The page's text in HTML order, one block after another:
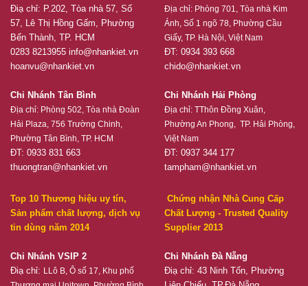
Điạ chỉ: P.202, Tòa nhà 57, Số
57, Lê Thị Hồng Gấm, Phường
Bến Thành, TP. HCM
0283 8213955 info@nhankiet.vn
hoanvu@nhankiet.vn
Chi Nhánh Tân Bình
Địa chỉ: Phòng 502, Tòa nhà Đoàn
Hải Plaza, 756 Trường Chinh,
Phường Tân Bình, TP. HCM
ĐT: 0933 831 663
thuongtran@nhankiet.vn
Địa chỉ: Phòng 701, Tòa nhà Kim
Ánh, Số 1 ngõ 78, Phường Cầu
Giấy, TP. Hà Nội, Việt Nam
ĐT: 0934 393 668
chido@nhankiet.vn
Chi Nhánh Hải Phòng
Địa chỉ: TThôn Đồng Xuân,
Phường An Phong, TP. Hải Phòng,
Việt Nam
ĐT: 0937 344 177
tampham@nhankiet.vn
Top 10 Thương hiệu uy tín,
Sản phẩm chất lượng, dịch vụ
tin dùng năm 2014
Chi Nhánh VSIP 2
Điạ chỉ: LLô B, Ô số 17, Khu phố
Chứng nhận Nhà Cung Cấp
Chất Lượng - Trusted Quality
Supplier 2013
Chi Nhánh Đà Nẵng
Điạ chỉ: 43 Ninh Tốn, Phường